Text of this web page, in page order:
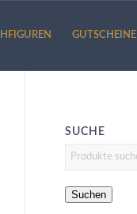
GUTSCHEINE
SUCHE
Suchen